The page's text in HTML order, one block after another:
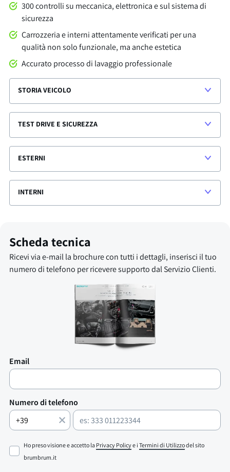
300 controlli su meccanica, elettronica e sul sistema di
sicurezza
Carrozzeria e interni attentamente verificati per una
qualità non solo funzionale, ma anche estetica
Accurato processo di lavaggio professionale
STORIA VEICOLO
TEST DRIVE E SICUREZZA
ESTERNI
INTERNI
Scheda tecnica
Ricevi via e-mail la brochure con tutti i dettagli, inserisci il tuo
numero di telefono per ricevere supporto dal Servizio Clienti.
Email
Numero di telefono
Ho preso visione e accetto la Privacy Policye i Termini di Utilizzodel sito
brumbrum.it